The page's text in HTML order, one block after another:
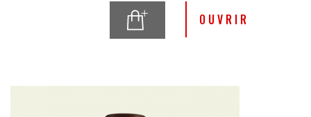
également des liqueurs de
fruits élaborées à base de
saké.
OUVRIR